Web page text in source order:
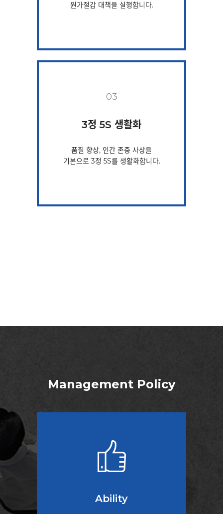
원가절감 대책을 실행합니다.
03
3정 5S 생활화
품질 향상, 인간 존중 사상을
기본으로 3정 5S를 생활화합니다.
Management Policy
Ability